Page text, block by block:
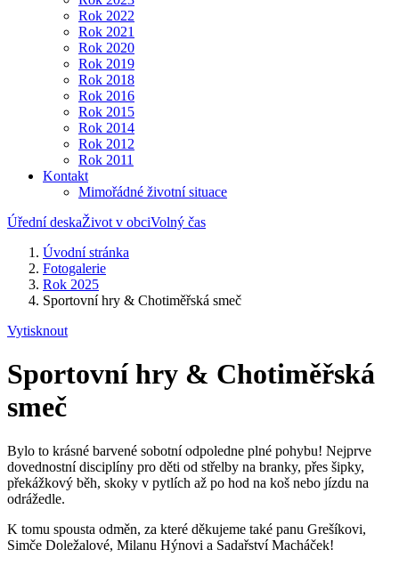
Rok 2022
Rok 2021
Rok 2020
Rok 2019
Rok 2018
Rok 2016
Rok 2015
Rok 2014
Rok 2012
Rok 2011
Kontakt
Mimořádné životní situace
Úřední deskaŽivot v obciVolný čas
Úvodní stránka
Fotogalerie
Rok 2025
Sportovní hry & Chotiměřská smeč
Vytisknout
Sportovní hry & Chotiměřská
smeč
Bylo to krásné barvené sobotní odpoledne plné pohybu! Nejprve
dovednostní disciplíny pro děti od střelby na branky, přes šipky,
překážkový běh, skoky v pytlích až po hod na koš nebo jízdu na
odrážedle.
K tomu spousta odměn, za které děkujeme také panu Grešíkovi,
Simče Doležalové, Milanu Hýnovi a Sadařství Macháček!